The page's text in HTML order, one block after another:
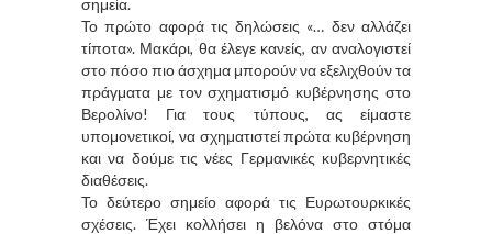
Το πρώτο αφορά τις δηλώσεις «… δεν αλλάζει
τίποτα». Μακάρι, θα έλεγε κανείς, αν αναλογιστεί
στο πόσο πιο άσχημα μπορούν να εξελιχθούν τα
πράγματα με τον σχηματισμό κυβέρνησης στο
Βερολίνο! Για τους τύπους, ας είμαστε
υπομονετικοί, να σχηματιστεί πρώτα κυβέρνηση
και να δούμε τις νέες Γερμανικές κυβερνητικές
διαθέσεις.
Το δεύτερο σημείο αφορά τις Ευρωτουρκικές
σχέσεις. Έχει κολλήσει η βελόνα στο στόμα